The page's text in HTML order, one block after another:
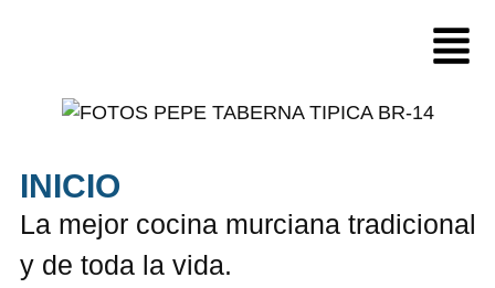
INICIO
La mejor cocina murciana tradicional
y de toda la vida.